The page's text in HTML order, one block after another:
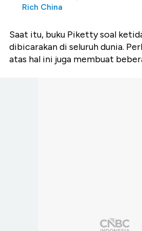
Rich China
Saat itu, buku Piketty soal
dibicarakan di seluruh dunia.
atas hal ini juga membuat